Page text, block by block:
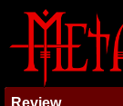
Review